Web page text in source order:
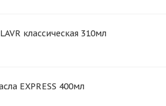
классическая 310мл
EXPRESS 400мл